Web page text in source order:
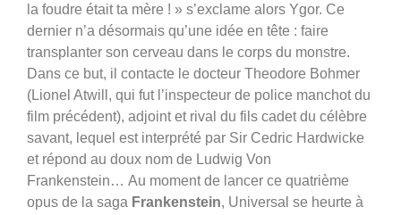
la foudre était ta mère ! » s’exclame alors Ygor. Ce
dernier n’a désormais qu’une idée en tête : faire
transplanter son cerveau dans le corps du monstre.
Dans ce but, il contacte le docteur Theodore Bohmer
(Lionel Atwill, qui fut l’inspecteur de police manchot du
film précédent), adjoint et rival du fils cadet du célèbre
savant, lequel est interprété par Sir Cedric Hardwicke
et répond au doux nom de Ludwig Von
Frankenstein… Au moment de lancer ce quatrième
opus de la saga Frankenstein, Universal se heurte à